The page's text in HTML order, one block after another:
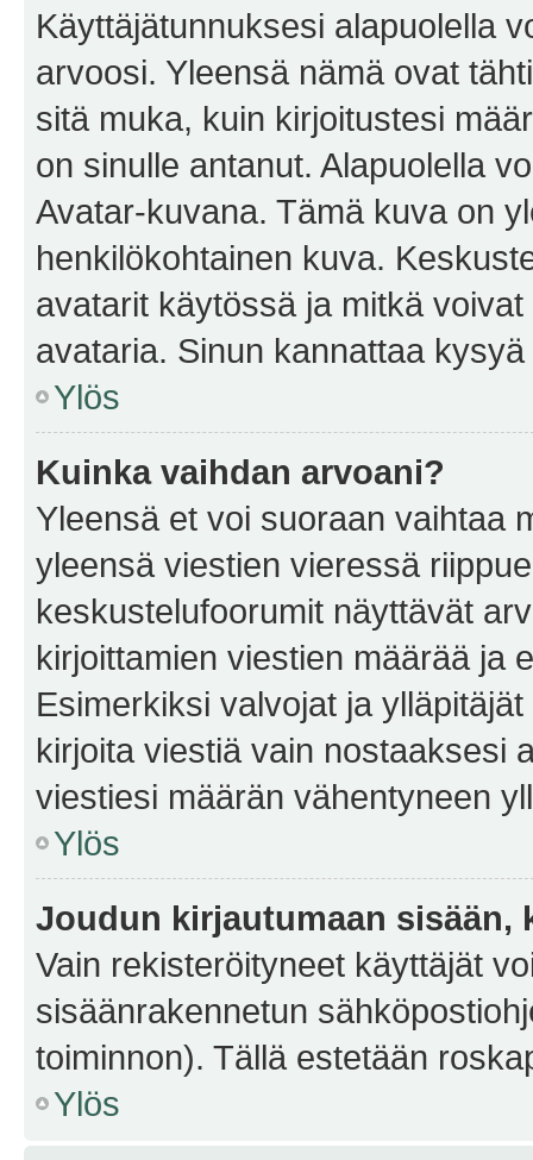
Käyttäjätunnuksesi alapuolella
arvoosi. Yleensä nämä ovat
sitä muka, kuin kirjoitustesi
on sinulle antanut. Alapuolella
Avatar-kuvana. Tämä kuva on
henkilökohtainen kuva.
avatarit käytössä ja mitkä
avataria. Sinun kannattaa
Ylös
Kuinka vaihdan arvoani?
Yleensä et voi suoraan vaihtaa
yleensä viestien vieressä
keskustelufoorumit näyttävät
kirjoittamien viestien määrää ja
Esimerkiksi valvojat ja
kirjoita viestiä vain nostaaksesi
viestiesi määrän vähentyneen
Ylös
Joudun kirjautumaan sisään,
Vain rekisteröityneet käyttäjät
sisäänrakennetun
toiminnon). Tällä estetään
Ylös